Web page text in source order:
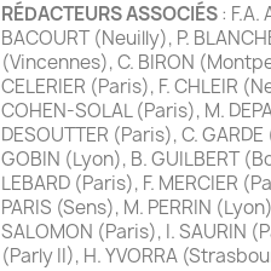
RÉDACTEURS ASSOCIÉS: F.A.
BACOURT (Neuilly), P.
(Vincennes), C. BIRON
CELERIER (Paris), F. CHLEIR
COHEN-SOLAL (Paris), M.
DESOUTTER (Paris), C.
GOBIN (Lyon), B. GUILBERT
LEBARD (Paris), F. MERCIER
PARIS (Sens), M. PERRIN
SALOMON (Paris), I. SAURIN
(Parly II), H. YVORRA